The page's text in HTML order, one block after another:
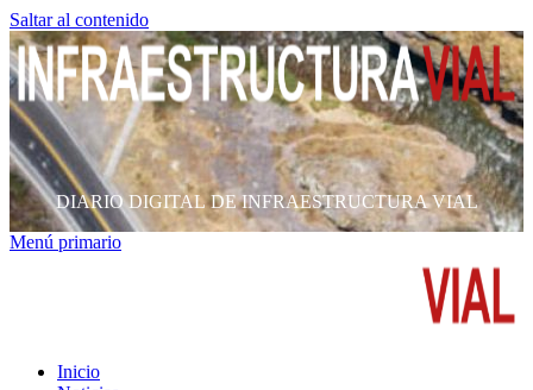
Saltar al contenido
DIARIO DIGITAL DE INFRAESTRUCTURA VIAL
Menú primario
Inicio